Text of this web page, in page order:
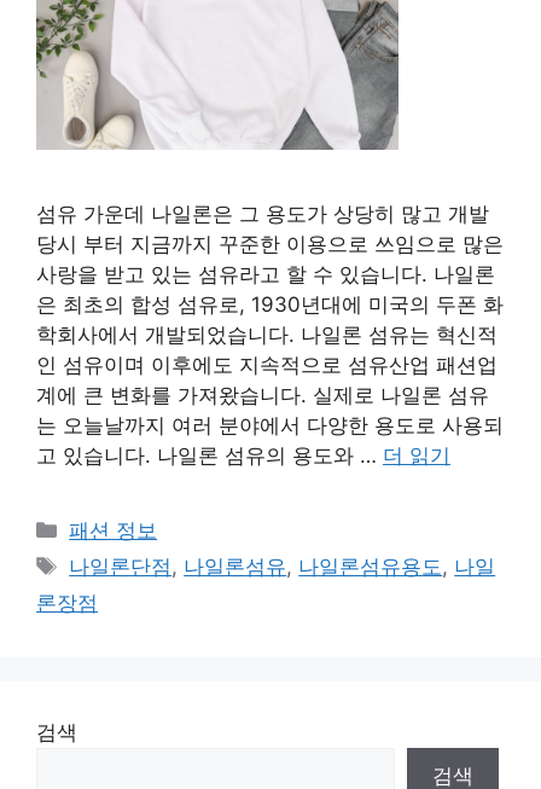
섬유 가운데 나일론은 그 용도가 상당히 많고 개발
당시 부터 지금까지 꾸준한 이용으로 쓰임으로 많은
사랑을 받고 있는 섬유라고 할 수 있습니다. 나일론
은 최초의 합성 섬유로, 1930년대에 미국의 두폰 화
학회사에서 개발되었습니다. 나일론 섬유는 혁신적
인 섬유이며 이후에도 지속적으로 섬유산업 패션업
계에 큰 변화를 가져왔습니다. 실제로 나일론 섬유
는 오늘날까지 여러 분야에서 다양한 용도로 사용되
고 있습니다. 나일론 섬유의 용도와 … 더 읽기
카
테
고
리
패션 정보
태
그
나일론단점 , 나일론섬유, 나일론섬유용도 , 나일
론장점
검색
검색